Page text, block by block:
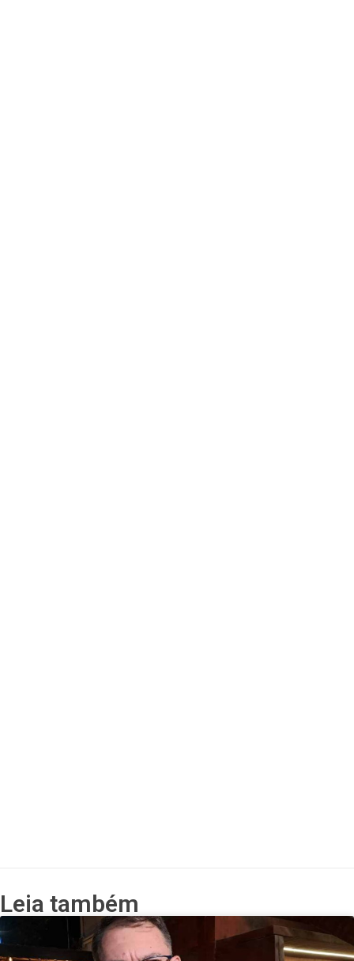
Leia também